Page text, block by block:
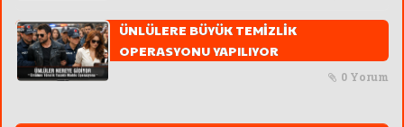
ÜNLÜLERE BÜYÜK TEMİZLİK
OPERASYONU YAPILIYOR
0 Yorum